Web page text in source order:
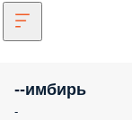
--имбирь
-